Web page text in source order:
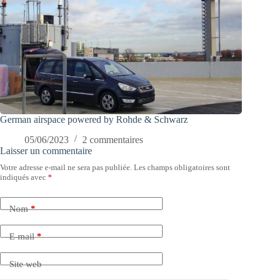
German airspace powered by Rohde & Schwarz
05/06/2023
2 commentaires
Laisser un commentaire
Votre adresse e-mail ne sera pas publiée. Les champs obligatoires sont
indiqués avec *
Nom*
E-mail*
Site web